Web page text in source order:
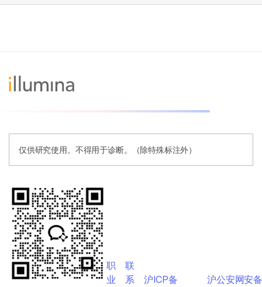
仅供研究使用。不得用于诊断。（除特殊标注外）
职
业
联
系
沪ICP备
沪公安网安